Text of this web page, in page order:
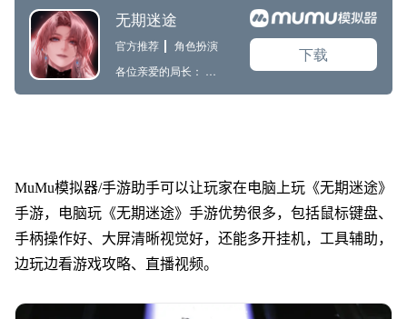
MuMu模拟器/手游助手可以让玩家在电脑上玩《无期迷途》
手游，电脑玩《无期迷途》手游优势很多，包括鼠标键盘、
手柄操作好、大屏清晰视觉好，还能多开挂机，工具辅助，
边玩边看游戏攻略、直播视频。